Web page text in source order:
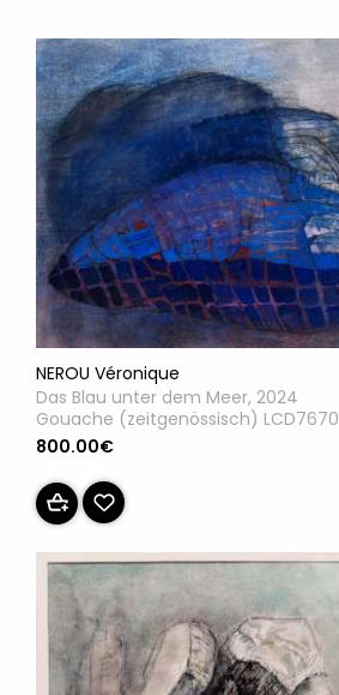
NEROU Véronique
Das Blau unter dem Meer, 2024
Gouache (zeitgenössisch) LCD7670
800.00€